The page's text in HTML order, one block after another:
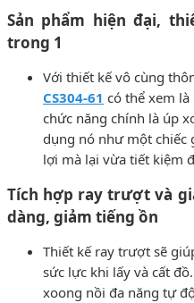
Sản phẩm hiện đại,
trong 1
Với thiết kế vô cùng
CS304-61 có thể xem
chức năng chính là úp
dụng nó như một chiếc
lợi mà lại vừa tiết kiệm
Tích hợp ray trượt và
dàng, giảm tiếng ồn
Thiết kế ray trượt sẽ
sức lực khi lấy và cất
xoong nồi đa năng tự